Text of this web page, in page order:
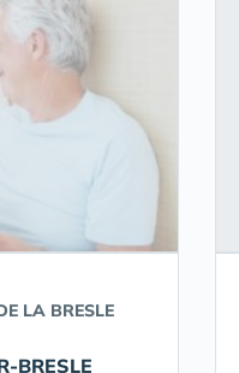
LA BRESLE
BRESLE